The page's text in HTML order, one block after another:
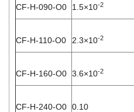
CF-H-090-O0 1.5×10-2
CF-H-110-O0 2.3×10-2
CF-H-160-O0 3.6×10-2
CF-H-240-O0 0.10